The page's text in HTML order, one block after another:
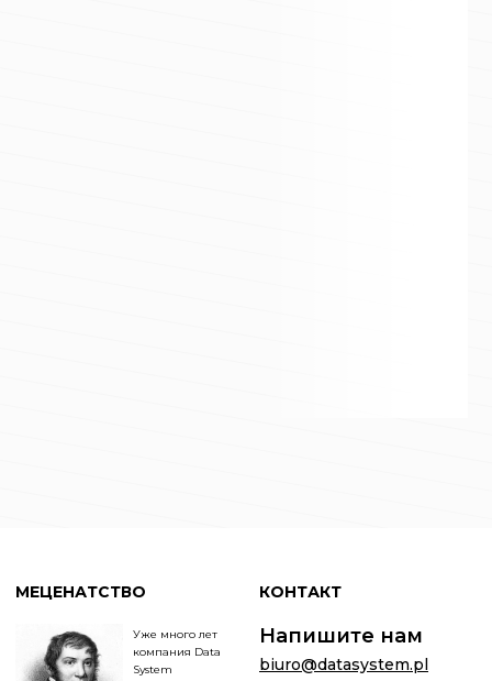
МЕЦЕНАТСТВО
Уже много лет
компания Data
System
КОНТАКТ
Напишите нам
biuro@datasystem.pl